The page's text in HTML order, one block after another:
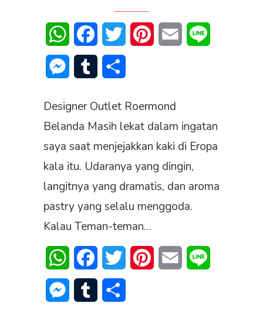
WhatsAppFacebookTwitter PinterestEmail
Messenger
Tumblr
Designer Outlet Roermond
Belanda Masih lekat dalam ingatan
saya saat menjejakkan kaki di Eropa
kala itu. Udaranya yang dingin,
langitnya yang dramatis, dan aroma
pastry yang selalu menggoda.
Kalau Teman-teman…
WhatsAppFacebookTwitter PinterestEmail
Messenger
Tumblr